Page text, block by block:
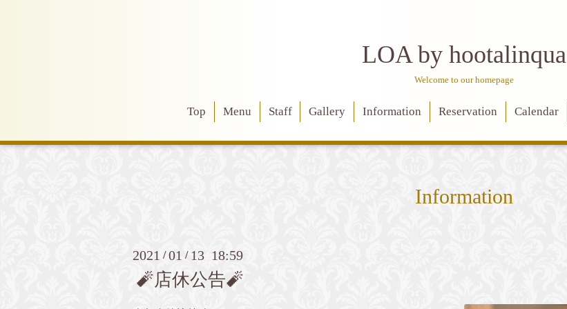
LOA by hootalinqua
Welcome to our homepage
Top Menu Staff Gallery Information Reservation Calendar
Information
2021 /01 / 13 18:59
🧨店休公告🧨